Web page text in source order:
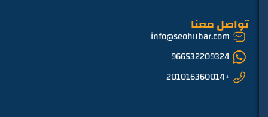
تواصل معنا
info@seohubar.com
966532209324
+201016360014